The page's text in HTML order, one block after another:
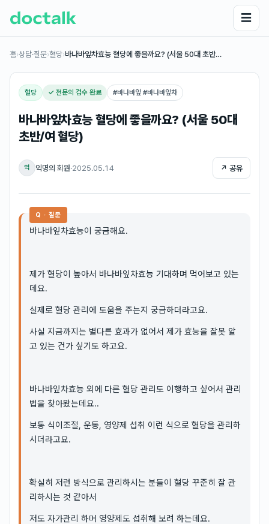
☰
홈›상담·질문›혈당›바나바잎차효능 혈당에 좋을까요? (서울 50대 초반…
혈당 ✓ 전문의 검수 완료 #바나바잎 #바나바잎차
바나바잎차효능 혈당에 좋을까요? (서울 50대
초반/여 혈당)
익 익명의 회원·2025.05.14 ↗ 공유
Q · 질문
바나바잎차효능이 궁금해요.
제가 혈당이 높아서 바나바잎차효능 기대하며 먹어보고 있는
데요.
실제로 혈당 관리에 도움을 주는지 궁금하더라고요.
사실 지금까지는 별다른 효과가 없어서 제가 효능을 잘못 알
고 있는 건가 싶기도 하고요.
바나바잎차효능 외에 다른 혈당 관리도 이행하고 싶어서 관리
법을 찾아봤는데요..
보통 식이조절, 운동, 영양제 섭취 이런 식으로 혈당을 관리하
시더라고요.
확실히 저런 방식으로 관리하시는 분들이 혈당 꾸준히 잘 관
리하시는 것 같아서
저도 자가관리 하며 영양제도 섭취해 보려 하는데요.